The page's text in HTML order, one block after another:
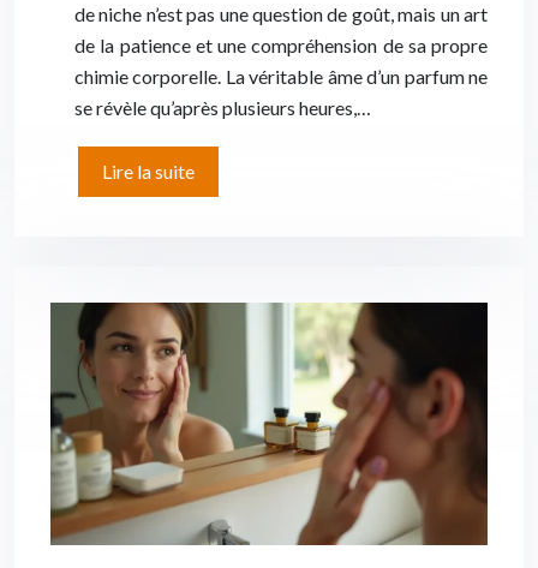
de niche n’est pas une question de goût, mais un art
de la patience et une compréhension de sa propre
chimie corporelle. La véritable âme d’un parfum ne
se révèle qu’après plusieurs heures,…
Lire la suite